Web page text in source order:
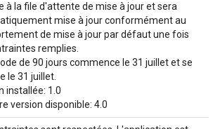
à la file d'attente de mise à jour et sera
mise à jour conformément au
de mise à jour par défaut une fois
remplies.
de 90 jours commence le 31 juillet et se
le 31 juillet.
installée: 1.0
version disponible: 4.0